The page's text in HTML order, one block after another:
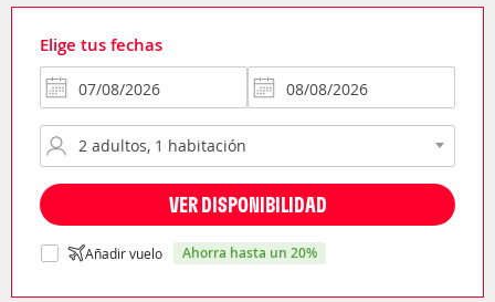
Elige tus fechas
VER DISPONIBILIDAD
Añadir vuelo ahorra hasta un 20%